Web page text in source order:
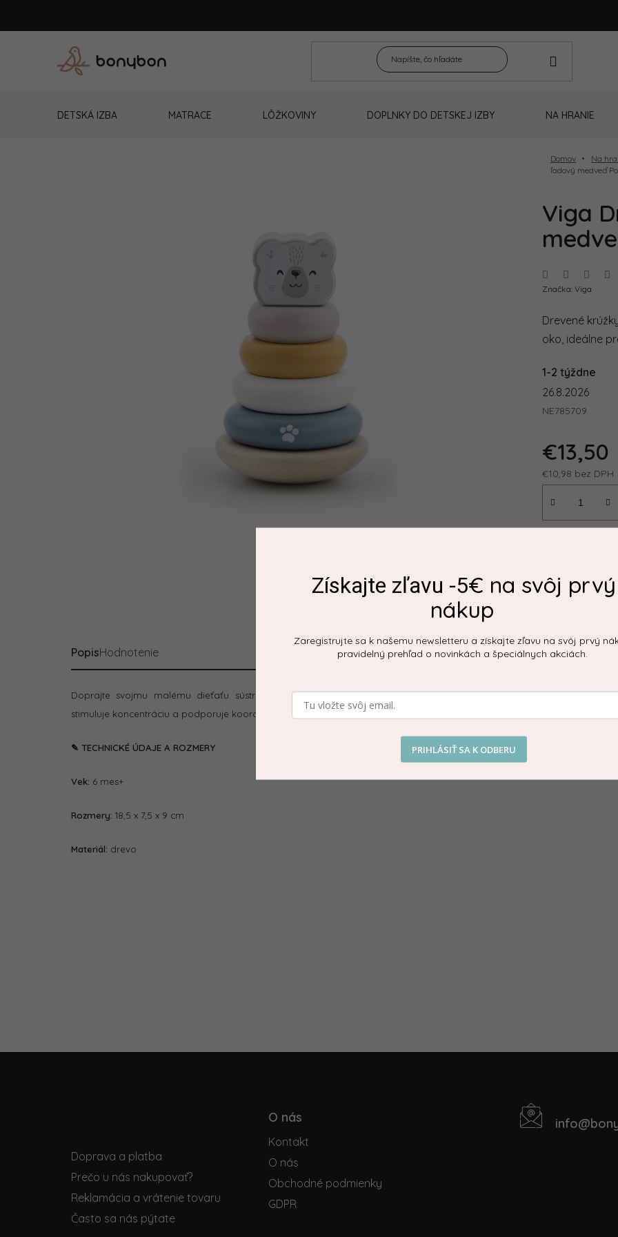
DETSKÁ IZBA MATRACE LÔŽKOVINY DOPLNKY DO DETSKEJ IZBY NA HRANIE
Domov Na
ľadový medveď
Viga
Značka: Viga
Drevené
oko, ideálne
1-2 týždne
26.8.2026
NE785709
€13,50
€10,98 bez DPH
PopisHodnotenie
Doprajte svojmu malému dieťaťu sústredenie s drevenou zatĺkacou hrou od švédskej značky Stoy. Hra
stimuluje koncentráciu a podporuje koordináciu ruka-oko. Drevená hra je z
✎ TECHNICKÉ ÚDAJE A ROZMERY
Vek: 6 mes+
Rozmery: 18,5 x 7,5 x 9 cm
Materiál: drevo
Doprava a platba
Prečo u nás nakupovať?
Reklamácia a vrátenie tovaru
Často sa nás pýtate
O nás
Kontakt
O nás
Obchodné podmienky
GDPR
info@
Získajte zľavu -5€ na svôj prvý
nákup
Zaregistrujte sa k našemu newsletteru a získajte zľavu na svôj prvý
pravidelný prehľad o novinkách a špeciálnych akciách.
PRIHLÁSIŤ SA K ODBERU